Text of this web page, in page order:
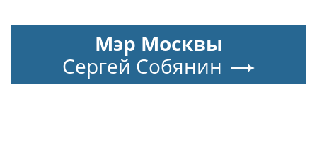
Мэр Москвы
Сергей Собянин